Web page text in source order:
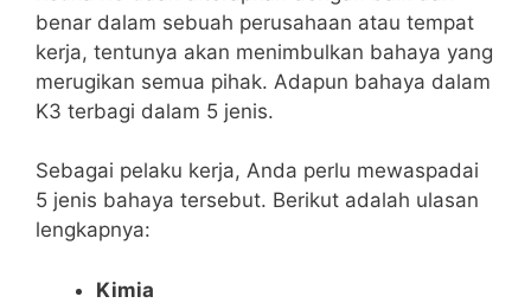
benar dalam sebuah perusahaan atau tempat
kerja, tentunya akan menimbulkan bahaya yang
merugikan semua pihak. Adapun bahaya dalam
K3 terbagi dalam 5 jenis.
Sebagai pelaku kerja, Anda perlu mewaspadai
5 jenis bahaya tersebut. Berikut adalah ulasan
lengkapnya:
Kimia